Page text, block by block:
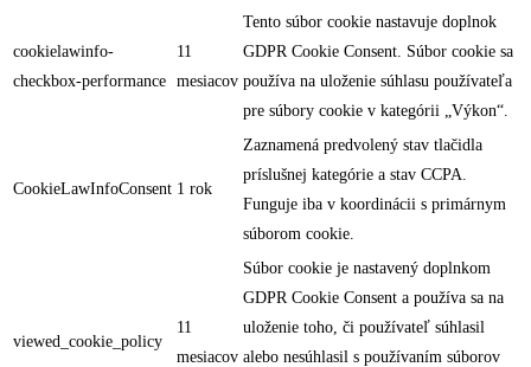
cookielawinfo-
checkbox-performance
11
mesiacov
Tento súbor cookie nastavuje doplnok
GDPR Cookie Consent. Súbor cookie sa
používa na uloženie súhlasu používateľa
pre súbory cookie v kategórii „Výkon“.
CookieLawInfoConsent 1 rok
Zaznamená predvolený stav tlačidla
príslušnej kategórie a stav CCPA.
Funguje iba v koordinácii s primárnym
súborom cookie.
viewed_cookie_policy
11
mesiacov
Súbor cookie je nastavený doplnkom
GDPR Cookie Consent a používa sa na
uloženie toho, či používateľ súhlasil
alebo nesúhlasil s používaním súborov